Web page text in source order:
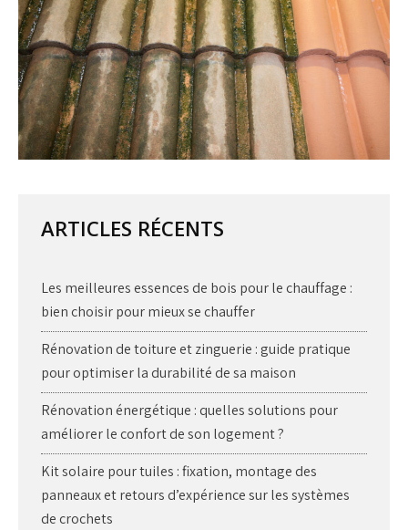
ARTICLES RÉCENTS
Les meilleures essences de bois pour le chauffage :
bien choisir pour mieux se chauffer
Rénovation de toiture et zinguerie : guide pratique
pour optimiser la durabilité de sa maison
Rénovation énergétique : quelles solutions pour
améliorer le confort de son logement ?
Kit solaire pour tuiles : fixation, montage des
panneaux et retours d’expérience sur les systèmes
de crochets